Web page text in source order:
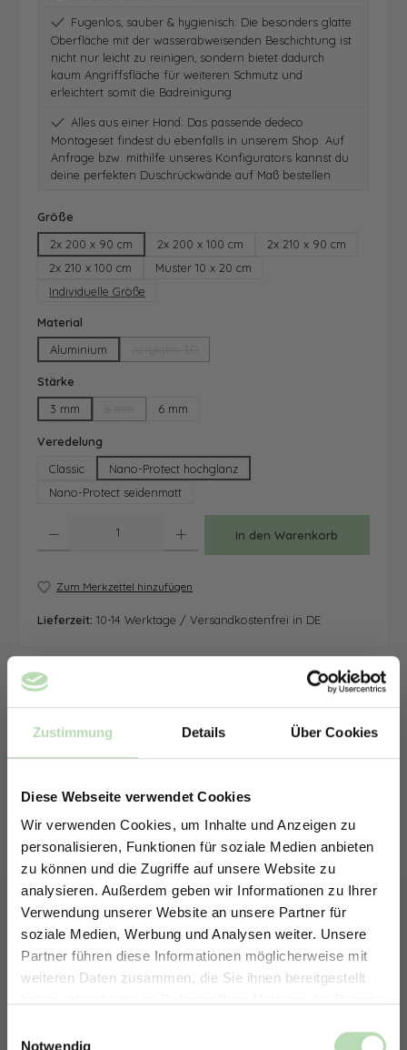
Zustimmung Details Über Cookies
Diese Webseite verwendet Cookies
Wir verwenden Cookies, um Inhalte und Anzeigen zu
personalisieren, Funktionen für soziale Medien anbieten
zu können und die Zugriffe auf unsere Website zu
analysieren. Außerdem geben wir Informationen zu Ihrer
Verwendung unserer Website an unsere Partner für
soziale Medien, Werbung und Analysen weiter. Unsere
Partner führen diese Informationen möglicherweise mit
weiteren Daten zusammen, die Sie ihnen bereitgestellt
Notwendig
Fugenlos, sauber & hygienisch: Die besonders glatte
Oberfläche mit der wasserabweisenden Beschichtung ist
nicht nur leicht zu reinigen, sondern bietet dadurch
kaum Angriffsfläche für weiteren Schmutz und
erleichtert somit die Badreinigung
Alles aus einer Hand: Das passende dedeco
Montageset findest du ebenfalls in unserem Shop. Auf
Anfrage bzw. mithilfe unseres Konfigurators kannst du
deine perfekten Duschrückwände auf Maß bestellen
Größe
2x 200 x 90 cm
2x 200 x 100 cm
2x 210 x 90 cm
2x 210 x 100 cm
Muster 10 x 20 cm
Individuelle Größe
Material
Aluminium
Stärke
3 mm
(Diese Option ist zurzeit nicht verfügbar.)
6 mm
Veredelung
Classic
Nano-Protect hochglanz
Nano-Protect seidenmatt
In den Warenkorb
Zum Merkzettel hinzufügen
Lieferzeit: 10-14 Werktage / Versandkostenfrei in DE
Erstelle in nur 4 Schritten deine
ERHALTE 5% RABATT AUF
DEINE RÜCKWÄNDE